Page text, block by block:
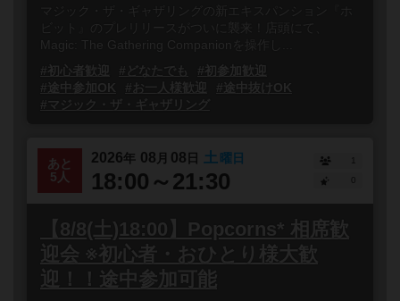
マジック・ザ・ギャザリングの新エキスパンション『ホ
ビット』のプレリリースがついに襲来！店頭にて、
Magic: The Gathering Companionを操作し...
#初心者歓迎
#どなたでも
#初参加歓迎
#途中参加OK
#お一人様歓迎
#途中抜けOK
#マジック・ザ・ギャザリング
あと
5人
2026年 08 月 08 日 土 曜日
18:00～21:30
1
【8/8(土)18:00】Popcorns* 相席歓
迎会 ※初心者・おひとり様大歓
迎！！途中参加可能